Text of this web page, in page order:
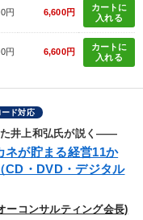
円 6,600円
カートに
入れる
円 6,600円
カートに
入れる
ード対応
た井上和弘氏が説く――
ネが貯まる経営11か
CD・DVD・デジタル
ーコンサルティング会長)